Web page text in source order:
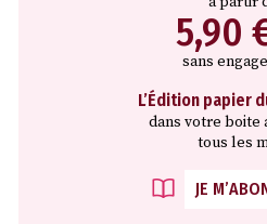
5,90
sans
L’Édition papier
dans votre boite
tous les
JE